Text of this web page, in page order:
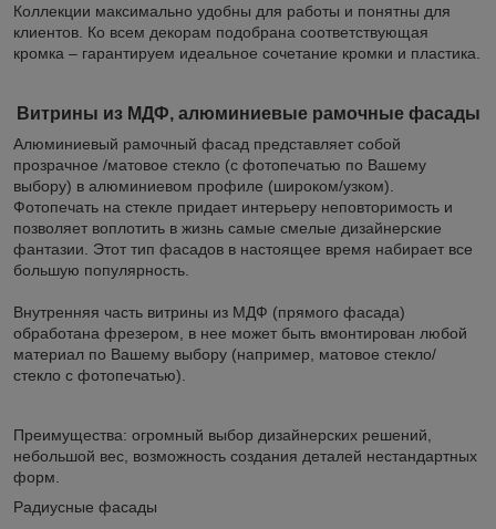
Коллекции максимально удобны для работы и понятны для
клиентов. Ко всем декорам подобрана соответствующая
кромка – гарантируем идеальное сочетание кромки и пластика.
Витрины из МДФ, алюминиевые рамочные фасады
Алюминиевый рамочный фасад представляет собой
прозрачное /матовое стекло (с фотопечатью по Вашему
выбору) в алюминиевом профиле (широком/узком).
Фотопечать на стекле придает интерьеру неповторимость и
позволяет воплотить в жизнь самые смелые дизайнерские
фантазии. Этот тип фасадов в настоящее время набирает все
большую популярность.
Внутренняя часть витрины из МДФ (прямого фасада)
обработана фрезером, в нее может быть вмонтирован любой
материал по Вашему выбору (например, матовое стекло/
стекло с фотопечатью).
Преимущества: огромный выбор дизайнерских решений,
небольшой вес, возможность создания деталей нестандартных
форм.
Радиусные фасады